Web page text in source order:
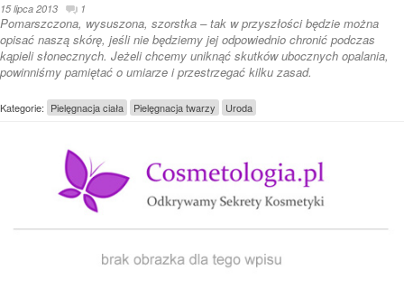
15 lipca 2013 1
Pomarszczona, wysuszona, szorstka – tak w przyszłości będzie można
opisać naszą skórę, jeśli nie będziemy jej odpowiednio chronić podczas
kąpieli słonecznych. Jeżeli chcemy uniknąć skutków ubocznych opalania,
powinniśmy pamiętać o umiarze i przestrzegać kilku zasad.
Kategorie: Pielęgnacja ciała Pielęgnacja twarzy Uroda